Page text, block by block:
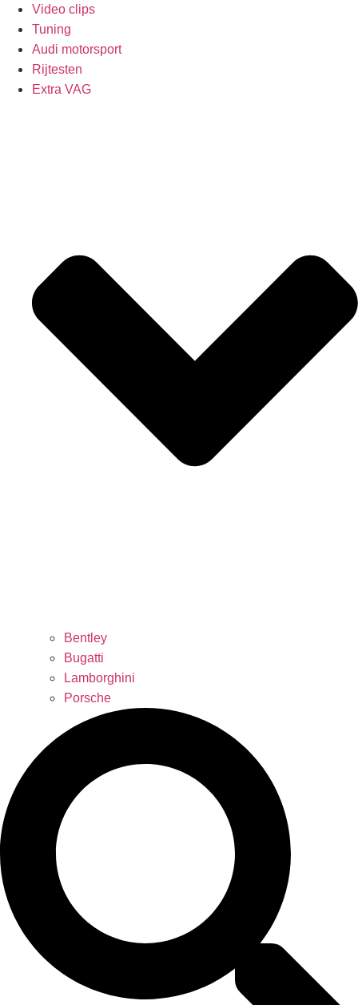
Video clips
Tuning
Audi motorsport
Rijtesten
Extra VAG
Bentley
Bugatti
Lamborghini
Porsche